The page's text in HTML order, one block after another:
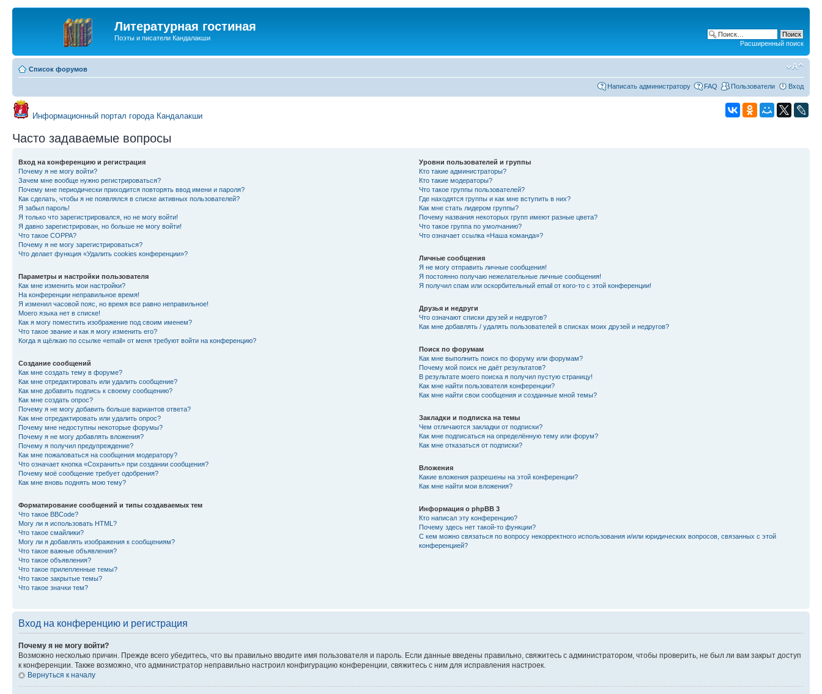
Литературная гостиная
Поэты и писатели Кандалакши
Расширенный поиск
Список форумов
Написать администратору FAQ Пользователи Вход
Информационный портал города Кандалакши
Часто задаваемые вопросы
Вход на конференцию и регистрация
Почему я не могу войти?
Зачем мне вообще нужно регистрироваться?
Почему мне периодически приходится повторять ввод имени и пароля?
Как сделать, чтобы я не появлялся в списке активных пользователей?
Я забыл пароль!
Я только что зарегистрировался, но не могу войти!
Я давно зарегистрирован, но больше не могу войти!
Что такое COPPA?
Почему я не могу зарегистрироваться?
Что делает функция «Удалить cookies конференции»?
Параметры и настройки пользователя
Как мне изменить мои настройки?
На конференции неправильное время!
Я изменил часовой пояс, но время все равно неправильное!
Моего языка нет в списке!
Как я могу поместить изображение под своим именем?
Что такое звание и как я могу изменить его?
Когда я щёлкаю по ссылке «email» от меня требуют войти на конференцию?
Создание сообщений
Как мне создать тему в форуме?
Как мне отредактировать или удалить сообщение?
Как мне добавить подпись к своему сообщению?
Как мне создать опрос?
Почему я не могу добавить больше вариантов ответа?
Как мне отредактировать или удалить опрос?
Почему мне недоступны некоторые форумы?
Почему я не могу добавлять вложения?
Почему я получил предупреждение?
Как мне пожаловаться на сообщения модератору?
Что означает кнопка «Сохранить» при создании сообщения?
Почему моё сообщение требует одобрения?
Как мне вновь поднять мою тему?
Форматирование сообщений и типы создаваемых тем
Что такое BBCode?
Могу ли я использовать HTML?
Что такое смайлики?
Могу ли я добавлять изображения к сообщениям?
Что такое важные объявления?
Что такое объявления?
Что такое прилепленные темы?
Что такое закрытые темы?
Что такое значки тем?
Уровни пользователей и группы
Кто такие администраторы?
Кто такие модераторы?
Что такое группы пользователей?
Где находятся группы и как мне вступить в них?
Как мне стать лидером группы?
Почему названия некоторых групп имеют разные цвета?
Что такое группа по умолчанию?
Что означает ссылка «Наша команда»?
Личные сообщения
Я не могу отправить личные сообщения!
Я постоянно получаю нежелательные личные сообщения!
Я получил спам или оскорбительный email от кого-то с этой конференции!
Друзья и недруги
Что означают списки друзей и недругов?
Как мне добавлять / удалять пользователей в списках моих друзей и недругов?
Поиск по форумам
Как мне выполнить поиск по форуму или форумам?
Почему мой поиск не даёт результатов?
В результате моего поиска я получил пустую страницу!
Как мне найти пользователя конференции?
Как мне найти свои сообщения и созданные мной темы?
Закладки и подписка на темы
Чем отличаются закладки от подписки?
Как мне подписаться на определённую тему или форум?
Как мне отказаться от подписки?
Вложения
Какие вложения разрешены на этой конференции?
Как мне найти мои вложения?
Информация о phpBB 3
Кто написал эту конференцию?
Почему здесь нет такой-то функции?
С кем можно связаться по вопросу некорректного использования и/или юридических вопросов, связанных с этой
конференцией?
Вход на конференцию и регистрация
Почему я не могу войти?
Возможно несколько причин. Прежде всего убедитесь, что вы правильно вводите имя пользователя и пароль. Если данные введены правильно, свяжитесь с администратором, чтобы проверить, не был ли вам закрыт доступ
к конференции. Также возможно, что администратор неправильно настроил конфигурацию конференции, свяжитесь с ним для исправления настроек.
Вернуться к началу